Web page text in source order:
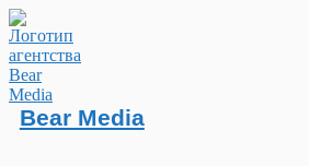
Bear Media